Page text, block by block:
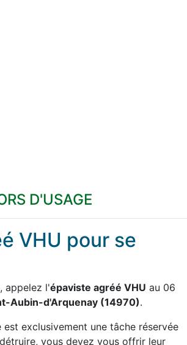
D'USAGE
VHU pour se
appelez l'épaviste agréé VHU au 06
Aubin-d'Arquenay (14970).
exclusivement une tâche réservée
vous devez vous offrir leur